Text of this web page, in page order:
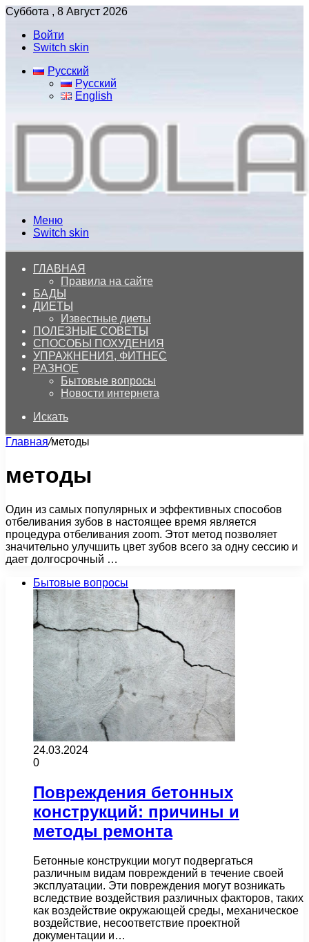
Суббота , 8 Август 2026
Войти
Switch skin
Русский
Русский
English
Меню
Switch skin
ГЛАВНАЯ
Правила на сайте
БАДЫ
ДИЕТЫ
Известные диеты
ПОЛЕЗНЫЕ СОВЕТЫ
СПОСОБЫ ПОХУДЕНИЯ
УПРАЖНЕНИЯ, ФИТНЕС
РАЗНОЕ
Бытовые вопросы
Новости интернета
Искать
Главная/методы
методы
Один из самых популярных и эффективных способов
отбеливания зубов в настоящее время является
процедура отбеливания zoom. Этот метод позволяет
значительно улучшить цвет зубов всего за одну сессию и
дает долгосрочный …
Бытовые вопросы
24.03.2024
0
Повреждения бетонных
конструкций: причины и
методы ремонта
Бетонные конструкции могут подвергаться
различным видам повреждений в течение своей
эксплуатации. Эти повреждения могут возникать
вследствие воздействия различных факторов, таких
как воздействие окружающей среды, механическое
воздействие, несоответствие проектной
документации и…